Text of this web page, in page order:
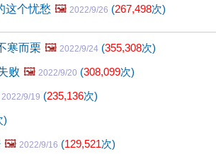
这个忧愁 🖼️ 2022/9/26 (267,498次)
寒而栗 🖼️ 2022/9/24 (355,308次)
败 🖼️ 2022/9/20 (308,099次)
2022/9/19 (235,136次)
)
🖼️ 2022/9/16 (129,521次)